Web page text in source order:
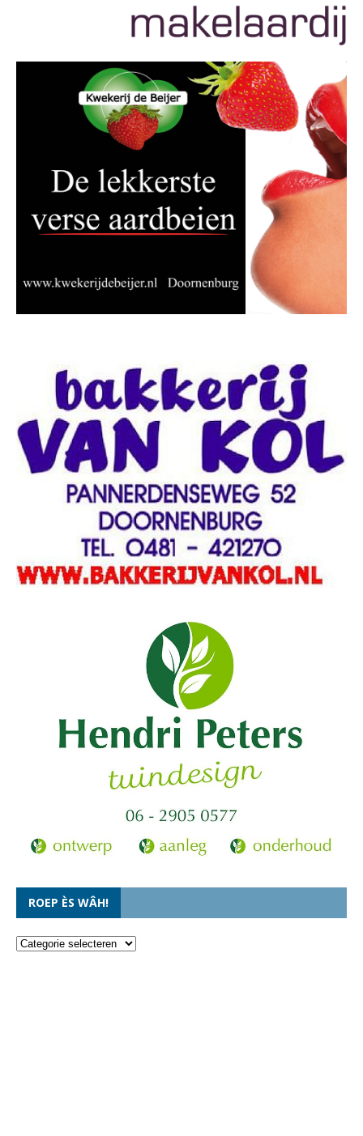
ROEP ÈS WÂH!